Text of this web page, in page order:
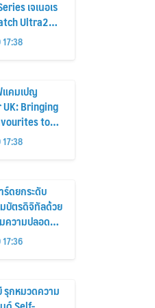
เจเนอเร
Ultra2
สูงกว่ารุ่น
30%
แคมเปญ
Bringing
to
องอร่อยและ
สหราช
งตรงถึงมือ
18 สิงหาคมนี้
ร์ดยกระดับ
บัตรดิจิทัลด้วย
ความปลอดภัย
รุกหมวดความ